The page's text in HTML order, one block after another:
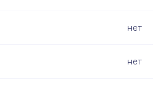
нет
нет